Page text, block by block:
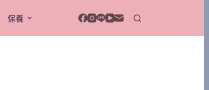
保養